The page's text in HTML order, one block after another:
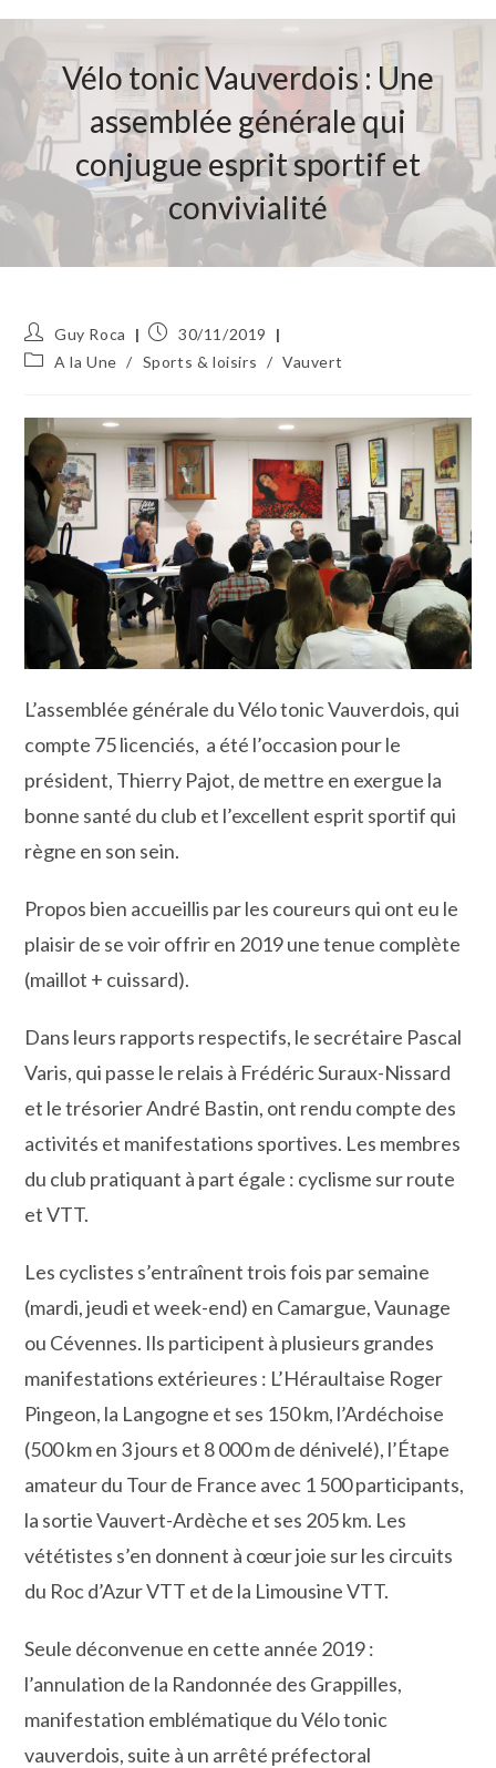
Vélo tonic Vauverdois : Une
assemblée générale qui
conjugue esprit sportif et
convivialité
Auteur/autrice
de
Guy Roca
Publication
publiée :
30/11/2019
PostA la Une / Sports & loisirs / Vauvert
L’assemblée générale du Vélo tonic Vauverdois, qui
compte 75 licenciés, a été l’occasion pour le
président, Thierry Pajot, de mettre en exergue la
bonne santé du club et l’excellent esprit sportif qui
règne en son sein.
Propos bien accueillis par les coureurs qui ont eu le
plaisir de se voir offrir en 2019 une tenue complète
(maillot + cuissard).
Dans leurs rapports respectifs, le secrétaire Pascal
Varis, qui passe le relais à Frédéric Suraux-Nissard
et le trésorier André Bastin, ont rendu compte des
activités et manifestations sportives. Les membres
du club pratiquant à part égale : cyclisme sur route
et VTT.
Les cyclistes s’entraînent trois fois par semaine
(mardi, jeudi et week-end) en Camargue, Vaunage
ou Cévennes. Ils participent à plusieurs grandes
manifestations extérieures : L’Héraultaise Roger
Pingeon, la Langogne et ses 150 km, l’Ardéchoise
(500 km en 3 jours et 8 000 m de dénivelé), l’Étape
amateur du Tour de France avec 1 500 participants,
la sortie Vauvert-Ardèche et ses 205 km. Les
vététistes s’en donnent à cœur joie sur les circuits
du Roc d’Azur VTT et de la Limousine VTT.
Seule déconvenue en cette année 2019 :
l’annulation de la Randonnée des Grappilles,
manifestation emblématique du Vélo tonic
vauverdois, suite à un arrêté préfectoral